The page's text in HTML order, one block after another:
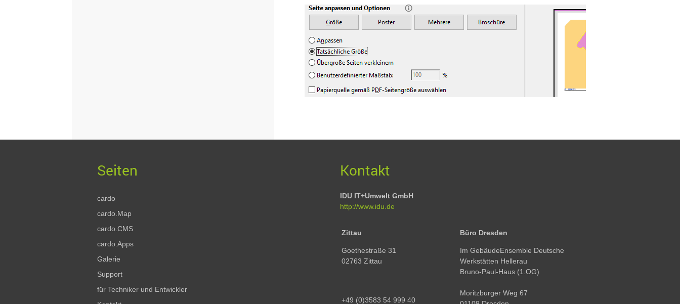
cardo
cardo.Map
cardo.CMS
cardo.Apps
Galerie
Support
für Techniker und Entwickler
Kontakt
IDU IT+Umwelt GmbH
http://www.idu.de
Zittau
Goethestraße 31
02763 Zittau
+49 (0)3583 54 999 40
Büro Dresden
Im GebäudeEnsemble Deutsche
Werkstätten Hellerau
Bruno-Paul-Haus (1.OG)
Moritzburger Weg 67